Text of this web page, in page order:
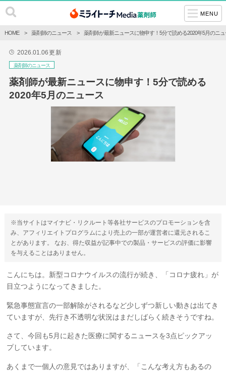
MENU
HOME 薬剤師のニュース 薬剤師が最新ニュースに物申す！5分で読める2020年5月のニュ
🕒 2026.01.06更新
薬剤師のニュース
薬剤師が最新ニュースに物申す！5分で読める
2020年5月のニュース
※当サイトはマイナビ・リクルート等各社サービスのプロモーションを含
み、アフィリエイトプログラムにより売上の一部が運営者に還元されるこ
とがあります。 なお、得た収益が記事中での製品・サービスの評価に影響
を与えることはありません。
こんにちは。新型コロナウイルスの流行が続き、「コロナ疲れ」が
目立つようになってきました。
緊急事態宣言の一部解除がされるなど少しずつ新しい動きは出てき
ていますが、先行き不透明な状況はまだしばらく続きそうですね。
さて、今回も5月に起きた医療に関するニュースを3点ピックアッ
プしています。
あくまで一個人の意見ではありますが、「こんな考え方もあるの